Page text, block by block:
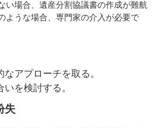
い場合、遺産分割協議書の作成が難航
ような場合、専門家の介入が必要で
アプローチを取る。
を検討する。
失